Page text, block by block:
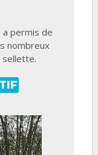
a permis de
nombreux